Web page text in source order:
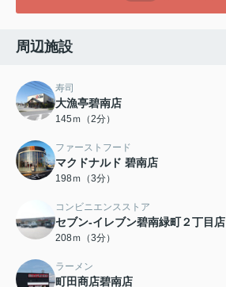
周辺施設
寿司
大漁亭碧南店
145ｍ（2分）
ファーストフード
マクドナルド 碧南店
198ｍ（3分）
コンビニエンスストア
セブン-イレブン碧南緑町２丁目店
208ｍ（3分）
ラーメン
町田商店碧南店